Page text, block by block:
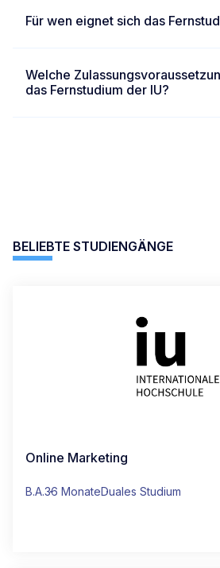
+49 (0)30 311 988 00
+49 (0)30 311 988 00
info-fernstudium@iu.org
CAMPUS MÜNCHEN
info-fernstudium@iu.org
+49 (0)30 311 988 00
Für wen eignet sich das
Welche
das Fernstudium der IU?
BELIEBTE STUDIENGÄNGE
Online Marketing
B.A.36 MonateDuales Studium